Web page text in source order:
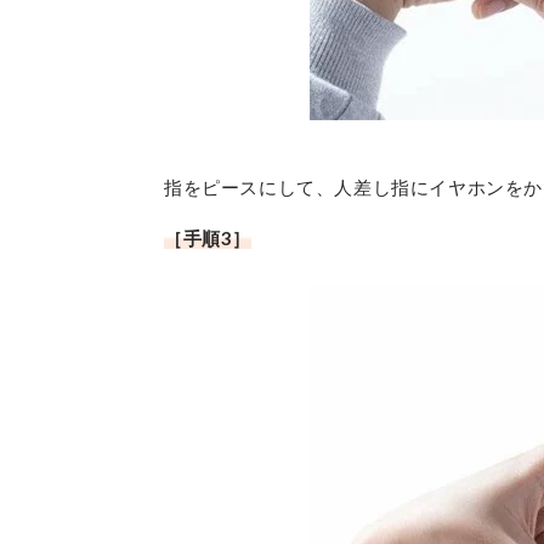
指をピースにして、人差し指にイヤホンを
［手順3］